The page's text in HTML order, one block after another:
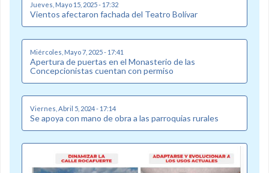
Jueves, Mayo 15, 2025 - 17:32
Vientos afectaron fachada del Teatro Bolívar
Miércoles, Mayo 7, 2025 - 17:41
Apertura de puertas en el Monasterio de las
Concepcionistas cuentan con permiso
Viernes, Abril 5, 2024 - 17:14
Se apoya con mano de obra a las parroquias rurales